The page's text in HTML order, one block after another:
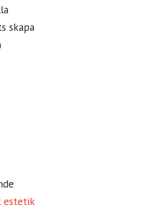
skapa
estetik